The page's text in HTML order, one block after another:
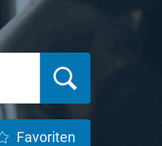
Favoriten